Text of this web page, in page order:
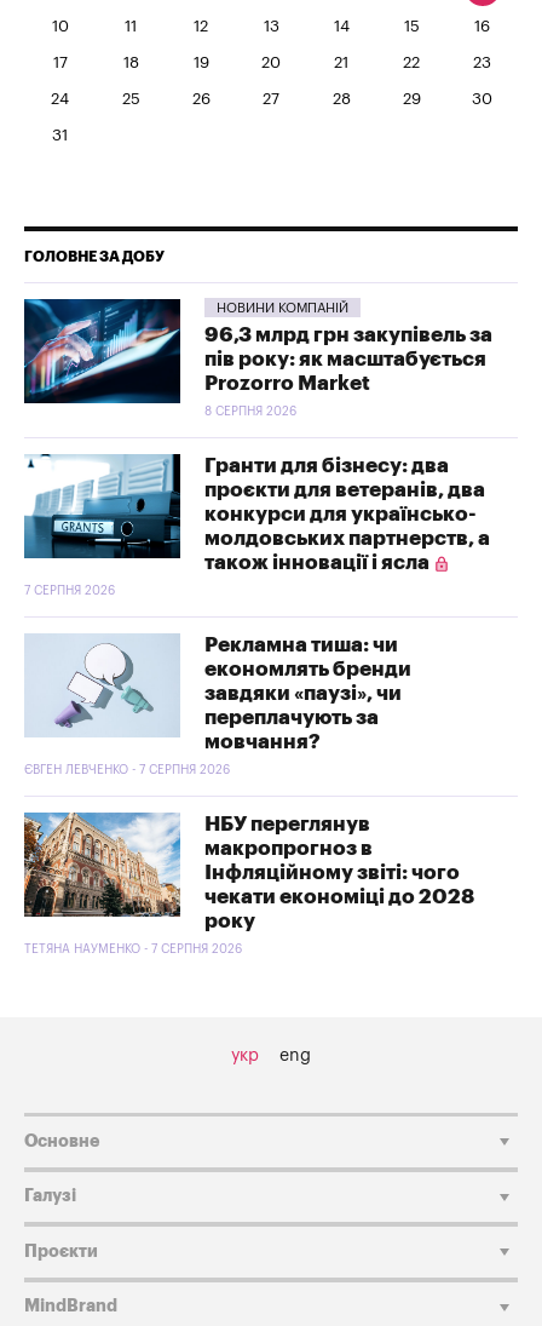
10 11 12 13 14 15 16
17 18 19 20 21 22 23
24 25 26 27 28 29 30
31
ГОЛОВНЕ ЗА ДОБУ
НОВИНИ КОМПАНІЙ
96,3 млрд грн закупівель за
пів року: як масштабується
Prozorro Market
8 СЕРПНЯ 2026
Гранти для бізнесу: два
проєкти для ветеранів, два
конкурси для українсько-
молдовських партнерств, а
також інновації і ясла
7 СЕРПНЯ 2026
Рекламна тиша: чи
економлять бренди
завдяки «паузі», чи
переплачують за
мовчання?
ЄВГЕН ЛЕВЧЕНКО - 7 СЕРПНЯ 2026
НБУ переглянув
макропрогноз в
Інфляційному звіті: чого
чекати економіці до 2028
року
ТЕТЯНА НАУМЕНКО - 7 СЕРПНЯ 2026
укр eng
Основне
Галузі
Проєкти
MindBrand